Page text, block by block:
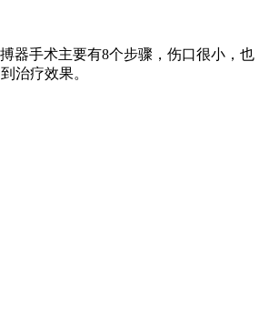
器手术主要有8个步骤，伤口很小，也
治疗效果。